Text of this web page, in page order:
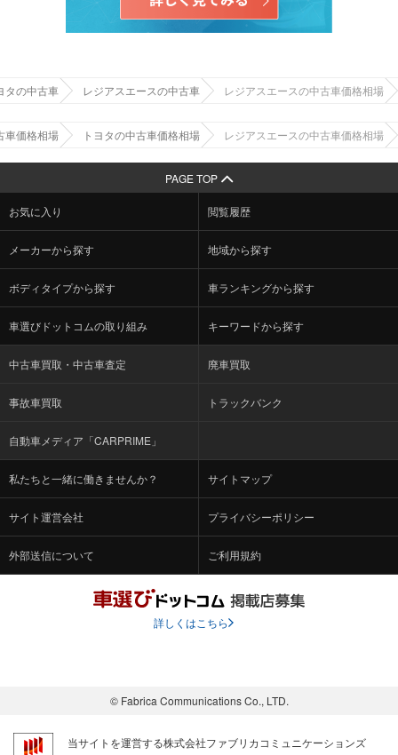
タの中古車 レジアスエースの中古車 レジアスエースの中古車価格相場
車価格相場 トヨタの中古車価格相場 レジアスエースの中古車価格相場
PAGE TOP
お気に入り 閲覧履歴
メーカーから探す 地域から探す
ボディタイプから探す 車ランキングから探す
車選びドットコムの取り組み キーワードから探す
中古車買取・中古車査定 廃車買取
事故車買取 トラックバンク
自動車メディア「CARPRIME」
私たちと一緒に働きませんか？ サイトマップ
サイト運営会社 プライバシーポリシー
外部送信について ご利用規約
詳しくはこちら
© Fabrica Communications Co., LTD.
当サイトを運営する株式会社ファブリカコミュニケーションズ